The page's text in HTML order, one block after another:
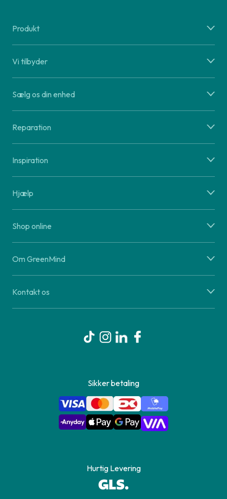
Produkt
Vi tilbyder
Sælg os din enhed
Reparation
Inspiration
Hjælp
Shop online
Om GreenMind
Kontakt os
Sikker betaling
Hurtig Levering